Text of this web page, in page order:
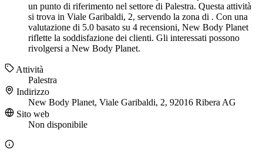
un punto di riferimento nel settore di Palestra. Questa attività
si trova in Viale Garibaldi, 2, servendo la zona di . Con una
valutazione di 5.0 basato su 4 recensioni, New Body Planet
riflette la soddisfazione dei clienti. Gli interessati possono
rivolgersi a New Body Planet.
Attività
Palestra
Indirizzo
New Body Planet, Viale Garibaldi, 2, 92016 Ribera AG
Sito web
Non disponibile